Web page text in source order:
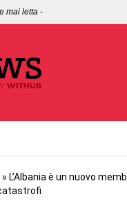
mai letta -
» L’Albania è un nuovo